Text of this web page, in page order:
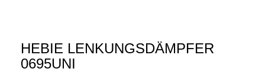
HEBIE LENKUNGSDÄMPFER
0695UNI